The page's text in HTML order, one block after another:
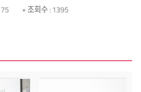
75 조회수: 1395